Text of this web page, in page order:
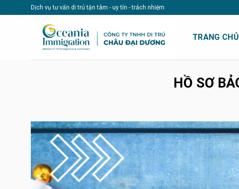
to
Dịch vụ tư vấn di trú tận tâm - uy tín - trách nhiệm
TRANG CHỦ
HỒ SƠ